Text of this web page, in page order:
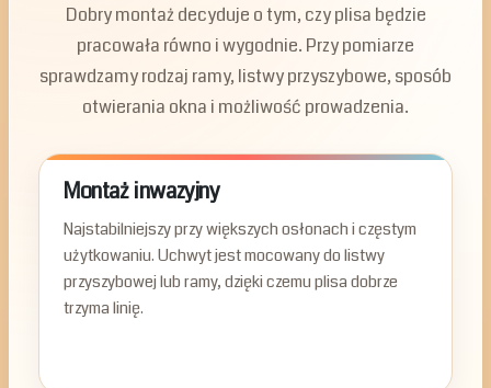
Dobry montaż decyduje o tym, czy plisa będzie
pracowała równo i wygodnie. Przy pomiarze
sprawdzamy rodzaj ramy, listwy przyszybowe, sposób
otwierania okna i możliwość prowadzenia.
Montaż inwazyjny
Najstabilniejszy przy większych osłonach i częstym
użytkowaniu. Uchwyt jest mocowany do listwy
przyszybowej lub ramy, dzięki czemu plisa dobrze
trzyma linię.